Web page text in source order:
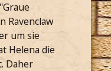
Ravenclaw
um sie
Helena die
Daher